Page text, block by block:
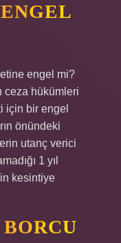
engel mi?
ceza hükümleri
için bir engel
önündeki
utanç verici
1 yıl
kesintiye